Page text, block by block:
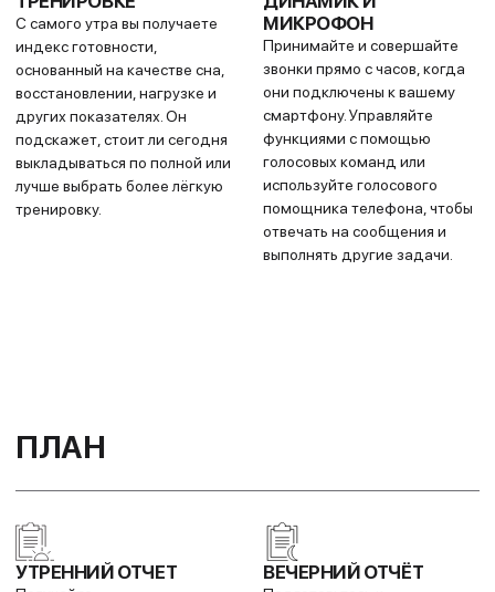
недавних нагрузок и
показатель VO2 max, часы
дают понятное
эффективности тренировок
— показывая, тренируетесь
пика формы или
перегружены.
подстраиваются под вас.
После каждой пробежки они
автоматически
корректируются с учётом
вашей производительности и
восстановления.
ВРЕМЯ
Узнайте, сколько времени
МОНИТОРИНГ
Отслеживайте уровень
энергии вашего организма,
получайте советы для
улучшения его качества.
продолжительность отдыха.
ИЗМЕНЕНИЯ ДЫХАНИЯ
Для более точной оценки
состояния здоровья функция
ВАРИАБЕЛЬНОСТИ
СЕРДЕЧНОГО РИТМА